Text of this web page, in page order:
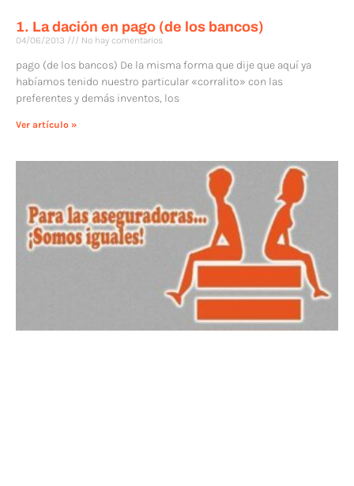
1. La dación en pago (de los bancos)
04/06/2013 No hay comentarios
pago (de los bancos) De la misma forma que dije que aquí ya
habíamos tenido nuestro particular «corralito» con las
preferentes y demás inventos, los
Ver artículo »